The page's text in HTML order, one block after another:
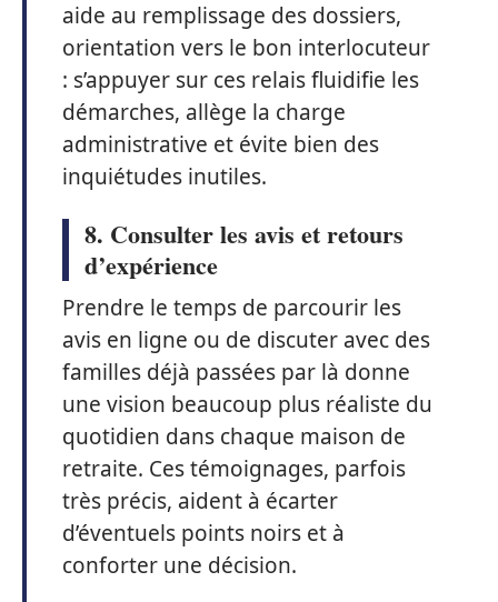
aide au remplissage des dossiers,
orientation vers le bon interlocuteur
: s’appuyer sur ces relais fluidifie les
démarches, allège la charge
administrative et évite bien des
inquiétudes inutiles.
8. Consulter les avis et retours
d’expérience
Prendre le temps de parcourir les
avis en ligne ou de discuter avec des
familles déjà passées par là donne
une vision beaucoup plus réaliste du
quotidien dans chaque maison de
retraite. Ces témoignages, parfois
très précis, aident à écarter
d’éventuels points noirs et à
conforter une décision.